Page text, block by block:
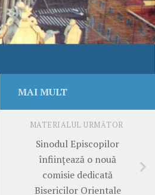
MAI MULT
MATERIALUL URMĂTOR
Sinodul Episcopilor
înființează o nouă
comisie dedicată
Bisericilor Orientale